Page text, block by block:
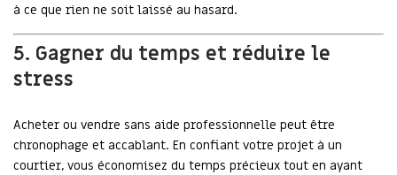
à ce que rien ne soit laissé au hasard.
5. Gagner du temps et réduire le
stress
Acheter ou vendre sans aide professionnelle peut être
chronophage et accablant. En confiant votre projet à un
courtier, vous économisez du temps précieux tout en ayant